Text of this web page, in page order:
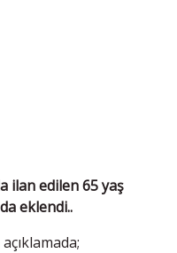
ilan edilen 65 yaş
eklendi..